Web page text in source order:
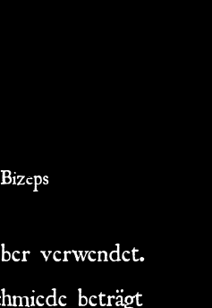
verwendet.
beträgt